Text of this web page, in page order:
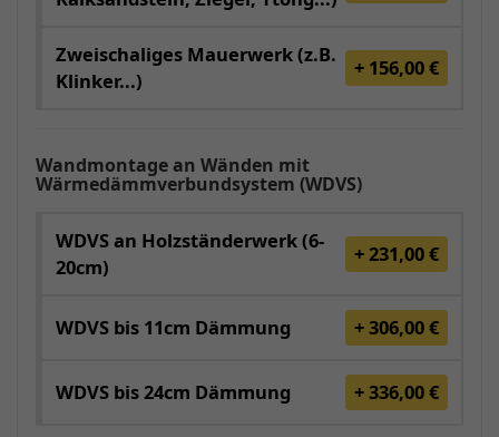
Zweischaliges Mauerwerk (z.B.
Klinker...)
+ 156,00 €
Wandmontage an Wänden mit
Wärmedämmverbundsystem (WDVS)
WDVS an Holzständerwerk (6-
20cm)
+ 231,00 €
WDVS bis 11cm Dämmung + 306,00 €
WDVS bis 24cm Dämmung + 336,00 €